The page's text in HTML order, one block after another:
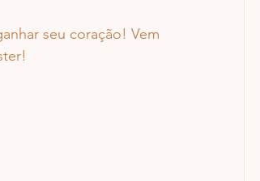
seu coração! Vem